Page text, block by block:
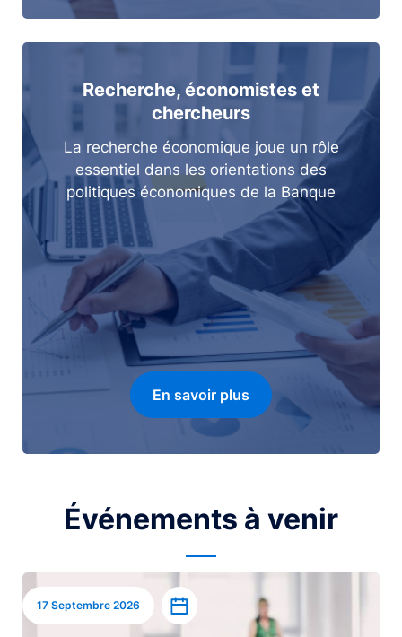
Recherche, économistes et
chercheurs
La recherche économique joue un rôle
essentiel dans les orientations des
politiques économiques de la Banque
En savoir plus
Événements à venir
Image
17 Septembre 2026 Ajouter à l’agenda